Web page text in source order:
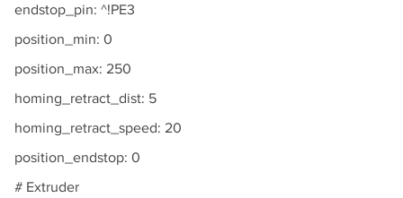
endstop_pin: ^!PE3
position_min: 0
position_max: 250
homing_retract_dist: 5
homing_retract_speed: 20
position_endstop: 0
# Extruder